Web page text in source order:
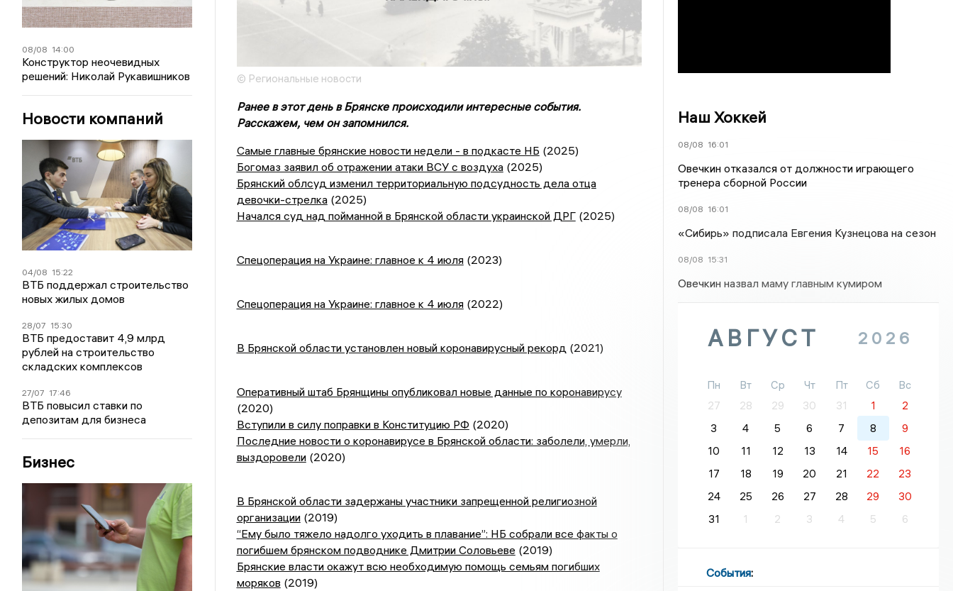
08/08 14:00
Конструктор неочевидных
решений: Николай Рукавишников
Новости компаний
04/08 15:22
ВТБ поддержал строительство
новых жилых домов
28/07 15:30
ВТБ предоставит 4,9 млрд
рублей на строительство
складских комплексов
27/07 17:46
ВТБ повысил ставки по
депозитам для бизнеса
Бизнес
© Региональные новости
Ранее в этот день в Брянске происходили интересные события.
Расскажем, чем он запомнился.
Самые главные брянские новости недели - в подкасте НБ (2025)
Богомаз заявил об отражении атаки ВСУ с воздуха(2025)
Брянский облсуд изменил территориальную подсудность дела отца
девочки-стрелка(2025)
Начался суд над пойманной в Брянской области украинской ДРГ(2025)
Спецоперация на Украине: главное к 4 июля(2023)
Спецоперация на Украине: главное к 4 июля(2022)
В Брянской области установлен новый коронавирусный рекорд(2021)
Оперативный штаб Брянщины опубликовал новые данные по коронавирусу
(2020)
Вступили в силу поправки в Конституцию РФ (2020)
Последние новости о коронавирусе в Брянской области: заболели, умерли,
выздоровели(2020)
В Брянской области задержаны участники запрещенной религиозной
организации(2019)
“Ему было тяжело надолго уходить в плавание”: НБ собрали все факты о
погибшем брянском подводнике Дмитрии Соловьеве (2019)
Брянские власти окажут всю необходимую помощь семьям погибших
моряков (2019)
Наш Хоккей
08/08 16:01
Овечкин отказался от должности играющего
тренера сборной России
08/08 16:01
«Сибирь» подписала Евгения Кузнецова на сезон
08/08 15:31
Овечкин назвал маму главным кумиром
АВГУСТ 2026
Пн Вт Ср Чт Пт Сб
Вс
27
28 29 30 31 1
2
3
4 5 6 7 8
9
10
11 12 13 14 15
16
17
18 19 20 21 22
23
24
25 26 27 28 29
30
31
1 2 3 4 5 6
События: